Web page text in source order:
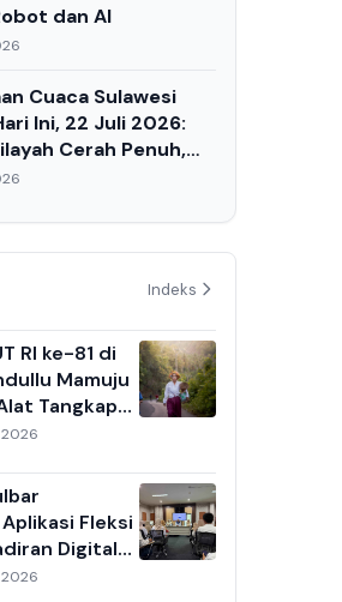
dan AI
Cuaca Sulawesi
Ini, 22 Juli 2026:
Cerah Penuh,
32°C, Waspada
Indeks
RI ke-81 di
Mamuju
Tangkap
Fleksi
Digital
Daerah